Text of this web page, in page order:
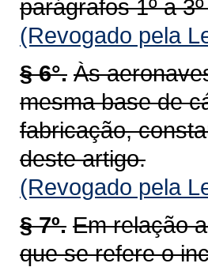
parágrafos 1º a
(Revogado pela
§ 6°. Às
mesma base de
fabricação,
deste artigo.
(Revogado pela
§ 7º. Em relação
que se refere o